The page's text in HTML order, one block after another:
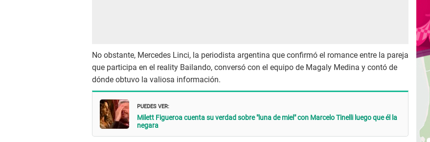
No obstante, Mercedes Linci, la periodista argentina que confirmó el romance entre la pareja
que participa en el reality Bailando, conversó con el equipo de Magaly Medina y contó de
dónde obtuvo la valiosa información.
PUEDES VER:
Milett Figueroa cuenta su verdad sobre "luna de miel" con Marcelo Tinelli luego que él la
negara